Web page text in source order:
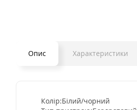
Опис Характеристики
Колір:Білий/чорний